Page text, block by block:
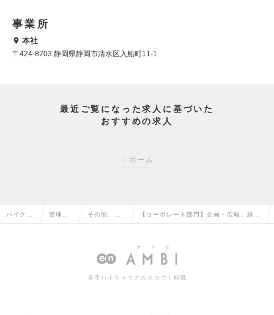
事業所
本社
〒424-8703 静岡県静岡市清水区入船町11-1
最近ご覧になった求人に基づいた
おすすめの求人
ホーム
ハイクラ 管理部 その他、管
転職
【コーポレート部門】企画・広報、経
人情報
若手ハイキャリアのスカウト転職